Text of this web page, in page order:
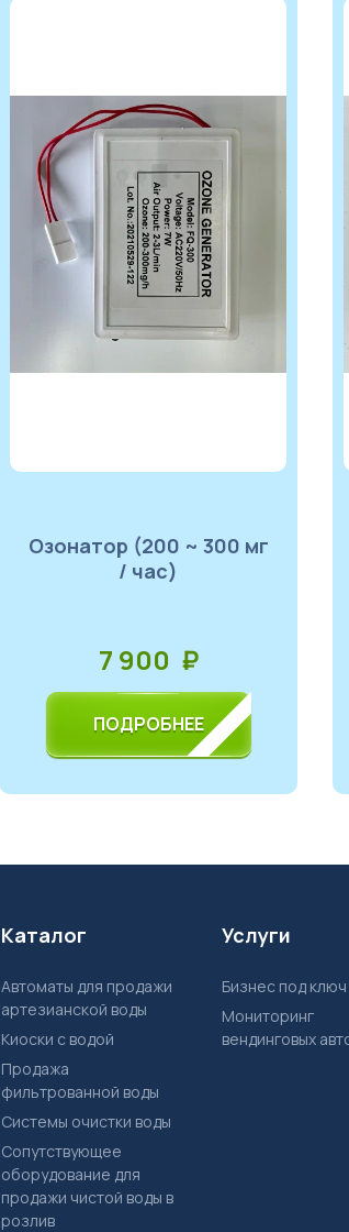
Озонатор (200 ~ 300 мг
/ час)
7 900 ₽
ПОДРОБНЕЕ
Каталог
Автоматы для продажи
артезианской воды
Киоски с водой
Продажа
фильтрованной воды
Системы очистки воды
Сопутствующее
оборудование для
продажи чистой воды в
розлив
Услуги
Бизнес под ключ
Мониторинг
вендинговых